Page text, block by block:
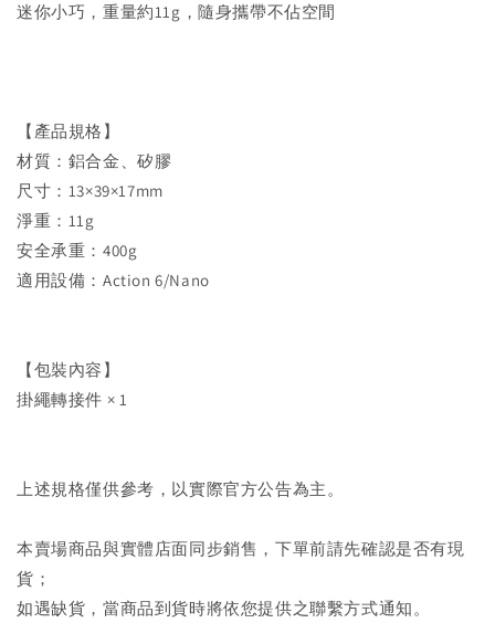
迷你小巧，重量約11g，隨身攜帶不佔空間
【產品規格】
材質：鋁合金、矽膠
尺寸：13×39×17mm
淨重：11g
安全承重：400g
適用設備：Action 6/Nano
【包裝內容】
掛繩轉接件 × 1
上述規格僅供參考，以實際官方公告為主。
本賣場商品與實體店面同步銷售，下單前請先確認是否有現
貨；
如遇缺貨，當商品到貨時將依您提供之聯繫方式通知。